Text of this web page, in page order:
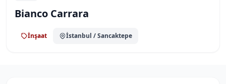
Bianco Carrara
İnşaat İstanbul / Sancaktepe